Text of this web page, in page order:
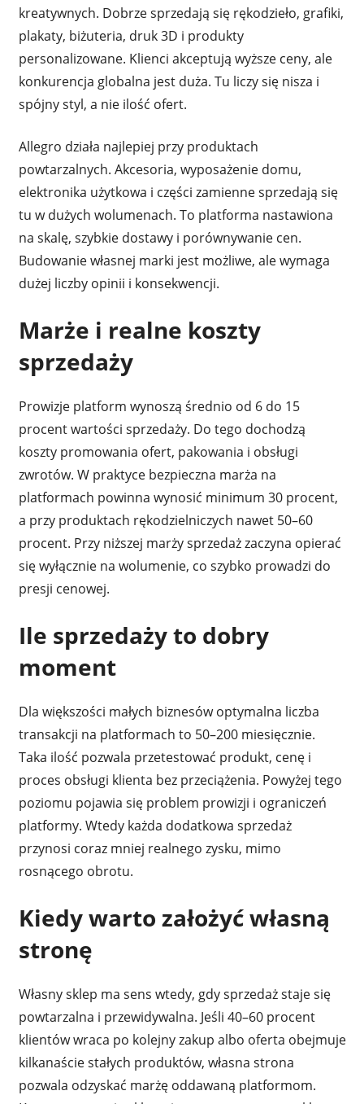
kreatywnych. Dobrze sprzedają się rękodzieło, grafiki,
plakaty, biżuteria, druk 3D i produkty
personalizowane. Klienci akceptują wyższe ceny, ale
konkurencja globalna jest duża. Tu liczy się nisza i
spójny styl, a nie ilość ofert.
Allegro działa najlepiej przy produktach
powtarzalnych. Akcesoria, wyposażenie domu,
elektronika użytkowa i części zamienne sprzedają się
tu w dużych wolumenach. To platforma nastawiona
na skalę, szybkie dostawy i porównywanie cen.
Budowanie własnej marki jest możliwe, ale wymaga
dużej liczby opinii i konsekwencji.
Marże i realne koszty
sprzedaży
Prowizje platform wynoszą średnio od 6 do 15
procent wartości sprzedaży. Do tego dochodzą
koszty promowania ofert, pakowania i obsługi
zwrotów. W praktyce bezpieczna marża na
platformach powinna wynosić minimum 30 procent,
a przy produktach rękodzielniczych nawet 50–60
procent. Przy niższej marży sprzedaż zaczyna opierać
się wyłącznie na wolumenie, co szybko prowadzi do
presji cenowej.
Ile sprzedaży to dobry
moment
Dla większości małych biznesów optymalna liczba
transakcji na platformach to 50–200 miesięcznie.
Taka ilość pozwala przetestować produkt, cenę i
proces obsługi klienta bez przeciążenia. Powyżej tego
poziomu pojawia się problem prowizji i ograniczeń
platformy. Wtedy każda dodatkowa sprzedaż
przynosi coraz mniej realnego zysku, mimo
rosnącego obrotu.
Kiedy warto założyć własną
stronę
Własny sklep ma sens wtedy, gdy sprzedaż staje się
powtarzalna i przewidywalna. Jeśli 40–60 procent
klientów wraca po kolejny zakup albo oferta obejmuje
kilkanaście stałych produktów, własna strona
pozwala odzyskać marżę oddawaną platformom.